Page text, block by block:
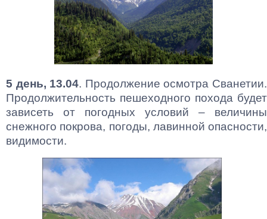
5 день, 13.04. Продолжение осмотра Сванетии.
Продолжительность пешеходного похода будет
зависеть от погодных условий – величины
снежного покрова, погоды, лавинной опасности,
видимости.